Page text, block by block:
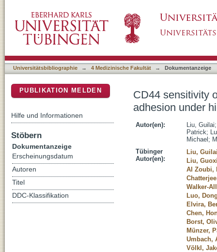
shear rates
Universitätsbibliographie → 4 Medizinische Fakultät → Dokumentanzeige
CD44 sensitivity
adhesion under
Autor(en): Liu, Guilai
Patrick;
Michael ;
Tübinger
Autor(en):
Liu,
Liu,
Al Zoubi,
Walker-
Luo,
Elvira,
Chen,
Borst,
Münzer,
Umbach,
Völkl,
PUBLIKATION MELDEN
Hilfe und Informationen
Stöbern
Dokumentanzeige
Erscheinungsdatum
Autoren
Titel
DDC-Klassifikation